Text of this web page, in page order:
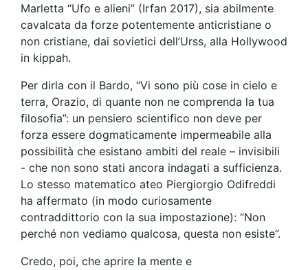
Marletta “Ufo e alieni” (Irfan 2017), sia abilmente
cavalcata da forze potentemente anticristiane o
non cristiane, dai sovietici dell’Urss, alla Hollywood
in kippah.
Per dirla con il Bardo, “Vi sono più cose in cielo e
terra, Orazio, di quante non ne comprenda la tua
filosofia”: un pensiero scientifico non deve per
forza essere dogmaticamente impermeabile alla
possibilità che esistano ambiti del reale – invisibili
- che non sono stati ancora indagati a sufficienza.
Lo stesso matematico ateo Piergiorgio Odifreddi
ha affermato (in modo curiosamente
contraddittorio con la sua impostazione): “Non
perché non vediamo qualcosa, questa non esiste”.
Credo, poi, che aprire la mente e